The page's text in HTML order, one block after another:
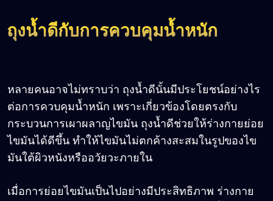
ถุงน้ำดีกับการควบคุมน้ำหนัก
หลายคนอาจไม่ทราบว่า ถุงน้ำดีนั้นมีประโยชน์อย่างไร
ต่อการควบคุมน้ำหนัก เพราะเกี่ยวข้องโดยตรงกับ
กระบวนการเผาผลาญไขมัน ถุงน้ำดีช่วยให้ร่างกายย่อย
ไขมันได้ดีขึ้น ทำให้ไขมันไม่ตกค้างสะสมในรูปของไข
มันใต้ผิวหนังหรืออวัยวะภายใน
เมื่อการย่อยไขมันเป็นไปอย่างมีประสิทธิภาพ ร่างกาย